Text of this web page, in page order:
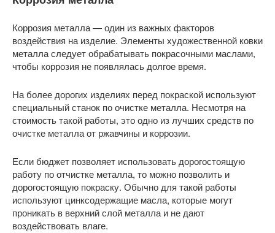
Коррозия металла — один из важных факторов
воздействия на изделие. Элементы художественной ковки
металла следует обрабатывать покрасочными маслами,
чтобы коррозия не появлялась долгое время.
На более дорогих изделиях перед покраской используют
специальный станок по очистке металла. Несмотря на
стоимость такой работы, это одно из лучших средств по
очистке металла от ржавчины и коррозии.
Если бюджет позволяет использовать дорогостоящую
работу по отчистке металла, то можно позволить и
дорогостоящую покраску. Обычно для такой работы
используют цинксодержащие масла, которые могут
проникать в верхний слой металла и не дают
воздействовать влаге.